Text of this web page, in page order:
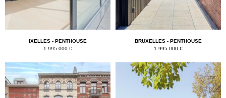
IXELLES - PENTHOUSE
1 995 000 €
BRUXELLES - PENTHOUSE
1 995 000 €